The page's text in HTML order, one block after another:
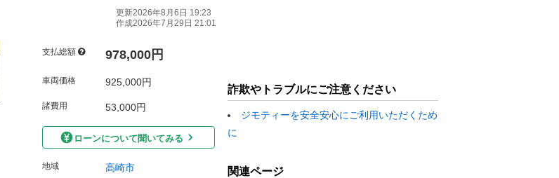
更新2026年8月6日 19:23
作成2026年7月29日 21:01
支払総額 978,000円
車両価格 925,000円
諸費用 53,000円
ローンについて聞いてみる
地域 高崎市
詐欺やトラブルにご注意ください
ジモティーを安全安心にご利用いただくため
に
関連ページ